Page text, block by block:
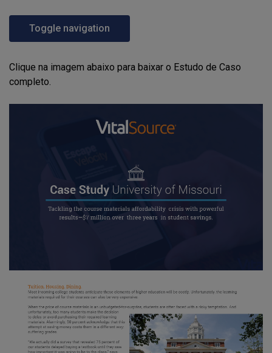
Toggle navigation
Clique na imagem abaixo para baixar o Estudo de Caso
completo.